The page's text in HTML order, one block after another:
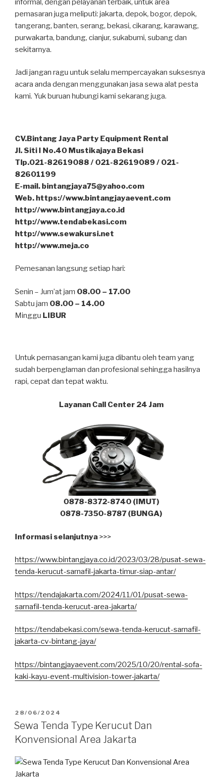
informal, dengan pelayanan terbaik, untuk area
pemasaran juga meliputi: jakarta, depok, bogor, depok,
tangerang, banten, serang, bekasi, cikarang, karawang,
purwakarta, bandung, cianjur, sukabumi, subang dan
sekitarnya.
Jadi jangan ragu untuk selalu mempercayakan suksesnya
acara anda dengan menggunakan jasa sewa alat pesta
kami. Yuk buruan hubungi kami sekarang juga.
CV.Bintang Jaya Party Equipment Rental
Jl. Siti I No.40 Mustikajaya Bekasi
Tlp.021-82619088 / 021-82619089 / 021-
82601199
E-mail. bintangjaya75@yahoo.com
Web. https://www.bintangjayaevent.com
http://www.bintangjaya.co.id
http://www.tendabekasi.com
http://www.sewakursi.net
http://www.meja.co
Pemesanan langsung setiap hari:
Senin – Jum’at jam 08.00 – 17.00
Sabtu jam 08.00 – 14.00
Minggu LIBUR
Untuk pemasangan kami juga dibantu oleh team yang
sudah berpenglaman dan profesional sehingga hasilnya
rapi, cepat dan tepat waktu.
Layanan Call Center 24 Jam
0878-8372-8740 (IMUT)
0878-7350-8787 (BUNGA)
Informasi selanjutnya >>>
https://www.bintangjaya.co.id/2023/03/28/pusat-sewa-
tenda-kerucut-sarnafil-jakarta-timur-siap-antar/
https://tendajakarta.com/2024/11/01/pusat-sewa-
sarnafil-tenda-kerucut-area-jakarta/
https://tendabekasi.com/sewa-tenda-kerucut-sarnafil-
jakarta-cv-bintang-jaya/
https://bintangjayaevent.com/2025/10/20/rental-sofa-
kaki-kayu-event-multivision-tower-jakarta/
DIPOSKAN
PADA
28/06/2024
Sewa Tenda Type Kerucut Dan
Konvensional Area Jakarta